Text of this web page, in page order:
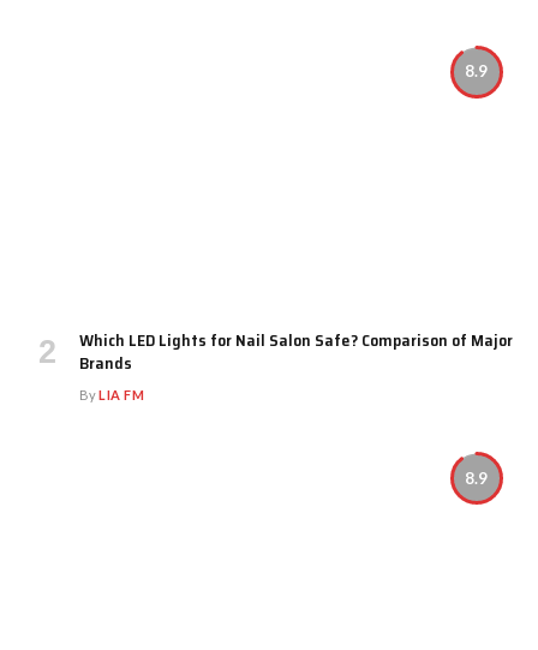
8.9
Which LED Lights for Nail Salon Safe? Comparison of Major
Brands
ByLIA FM
8.9